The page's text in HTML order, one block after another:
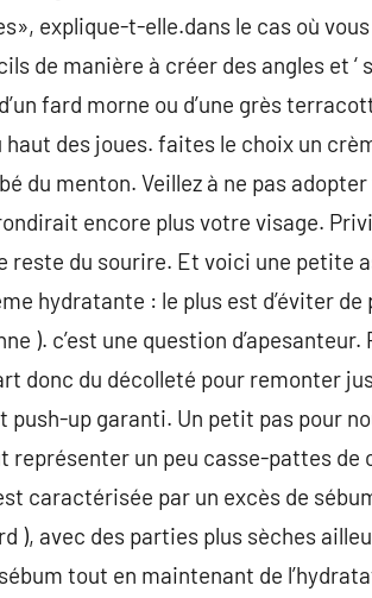
explique-t-elle.dans le cas où
de manière à créer des angles et ‘
fard morne ou d’une grès
des joues. faites le choix un
du menton. Veillez à ne pas
encore plus votre visage.
reste du sourire. Et voici une petite
hydratante : le plus est d’éviter de
). c’est une question
donc du décolleté pour remonter
up garanti. Un petit pas pour
un peu casse-pattes de
caractérisée par un excès de
), avec des parties plus sèches
tout en maintenant de